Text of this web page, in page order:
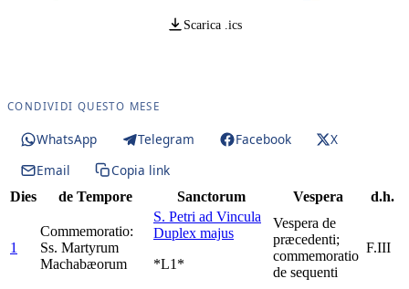
Scarica .ics
CONDIVIDI QUESTO MESE
WhatsApp Telegram Facebook
X
Email
Copia link
Dies de Tempore Sanctorum Vespera d.h.
1
Commemoratio:
Ss. Martyrum
Machabæorum
S. Petri ad Vincula
Duplex majus
*L1*
Vespera de
præcedenti;
commemoratio
de sequenti
F.III